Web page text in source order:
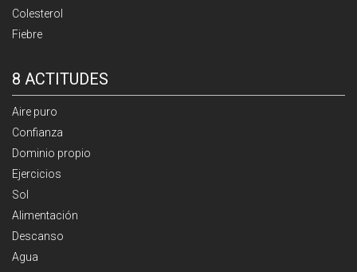
Colesterol
Fiebre
8 ACTITUDES
Aire puro
Confianza
Dominio propio
Ejercicios
Sol
Alimentación
Descanso
Agua